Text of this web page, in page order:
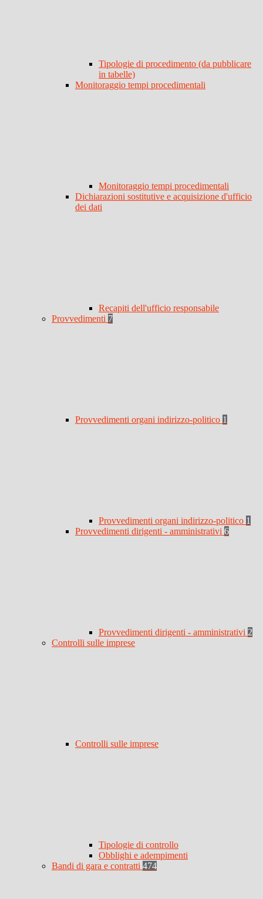
Tipologie di procedimento (da pubblicare
in tabelle)
Monitoraggio tempi procedimentali
Monitoraggio tempi procedimentali
Dichiarazioni sostitutive e acquisizione d'ufficio
dei dati
Recapiti dell'ufficio responsabile
Provvedimenti 7
Provvedimenti organi indirizzo-politico 1
Provvedimenti organi indirizzo-politico 1
Provvedimenti dirigenti - amministrativi 6
Provvedimenti dirigenti - amministrativi 2
Controlli sulle imprese
Controlli sulle imprese
Tipologie di controllo
Obblighi e adempimenti
Bandi di gara e contratti 474